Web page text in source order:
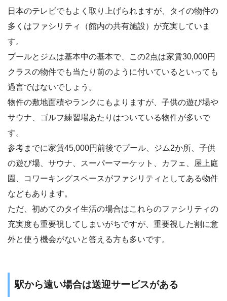
日本のテレビでもよく取り上げられますが、タイの物件の
多くはファシリティ（館内の共有施設）が充実していま
す。
プールとジムは基本中の基本で、この2点は家賃30,000円
クラスの物件でも当たり前のように付いているといっても
過言ではないでしょう。
物件の敷地面積やランクにもよりますが、子供の遊び場や
サウナ、ゴルフ練習場あたりはついている物件が多いで
す。
参考までに家賃45,000円前後でプール、ジム2か所、子供
の遊び場、サウナ、スーパーマーケット、カフェ、屋上庭
園、コワーキングスペースがファシリティとしてある物件
などもあります。
ただ、初めてのタイ生活の場合はこれらのファシリティの
充実度も重要視してしまいがちですが、重要視した割に意
外と使う機会がないと答える方も多いです。
駅から遠い場合は送迎サービスがある